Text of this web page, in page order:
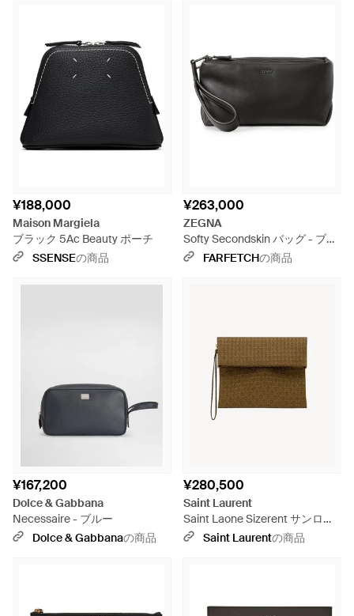
¥188,000
Maison Margiela
ブラック 5Ac Beauty ポーチ
SSENSEの商品
¥263,000
ZEGNA
Softy Secondskin バッグ - ブラ
ックFARFETCHの商品
¥167,200
Dolce & Gabbana
Necessaire - ブルー
Dolce & Gabbanaの商品
¥280,500
Saint Laurent
Saint Laone Sizerent サンロー
ラン パリ ラージ フォールドポ
Saint Laurentの商品